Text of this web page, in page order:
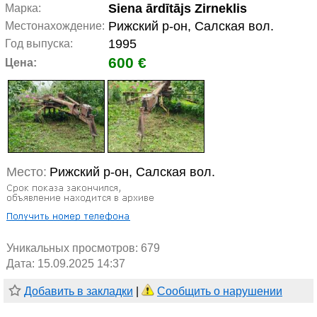
Марка: Siena ārdītājs Zirneklis
Местонахождение: Рижский р-он, Салская вол.
Год выпуска: 1995
Цена: 600 €
Место: Рижский р-он, Салская вол.
Уникальных просмотров: 679
Дата: 15.09.2025 14:37
Добавить в закладки Сообщить о нарушении